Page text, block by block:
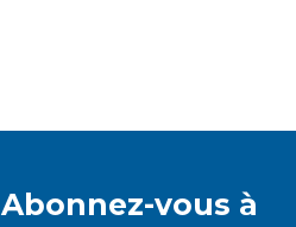
Abonnez-vous à